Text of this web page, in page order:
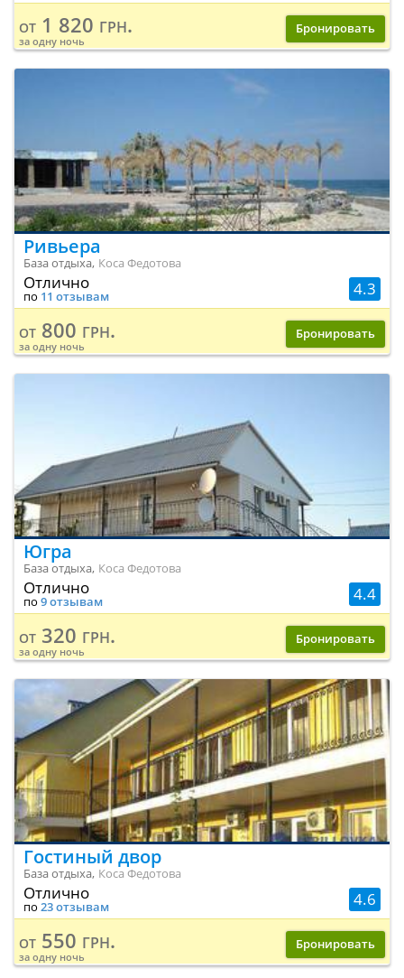
от 1 820 грн.
за одну ночь
Бронировать
Ривьера
База отдыха, Коса Федотова
4.3
Отлично
по 11 отзывам
от 800 грн.
за одну ночь
Бронировать
Югра
База отдыха, Коса Федотова
4.4
Отлично
по 9 отзывам
от 320 грн.
за одну ночь
Бронировать
Гостиный двор
База отдыха, Коса Федотова
4.6
Отлично
по 23 отзывам
от 550 грн.
за одну ночь
Бронировать